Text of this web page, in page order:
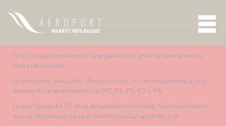
El sistema de reserva de aparcamientos está temporalmente
fuera de servicio.
Le invitamos a acceder directamente, sin reserva previa, a uno
de nuestros aparcamientos: P0, P1, P2, P3 o P4.
El aparcamiento P5 está actualmente cerrado. Solo los clientes
que ya dispongan de una reserva podrán acceder a él.